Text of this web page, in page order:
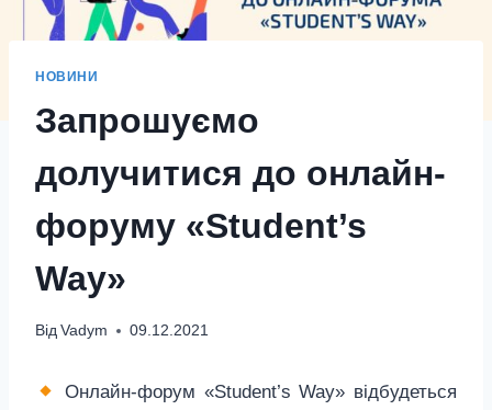
НОВИНИ
Запрошуємо
долучитися до онлайн-
форуму «Student’s
Way»
Від Vadym 09.12.2021
Онлайн-форум «Student’s Way» відбудеться